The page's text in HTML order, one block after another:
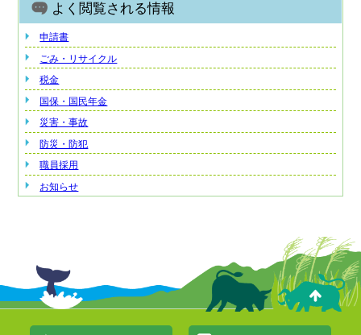
よく閲覧される情報
申請書
ごみ・リサイクル
税金
国保・国民年金
災害・事故
防災・防犯
職員採用
お知らせ